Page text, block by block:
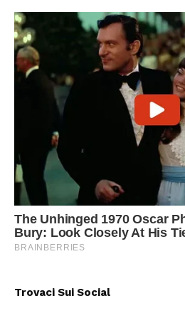
Trovaci Sui Social